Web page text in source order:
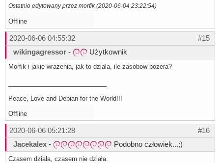
Ostatnio edytowany przez morfik (2020-06-04 23:22:54)
Offline
#15
2020-06-06 04:55:32
wikingagressor - Użytkownik
Morfik i jakie wrazenia, jak to dziala, ile zasobow pozera?
Peace, Love and Debian for the World!!!
Offline
#16
2020-06-06 05:21:28
Jacekalex - Podobno człowiek...;)
Czasem działa, czasem nie działa.